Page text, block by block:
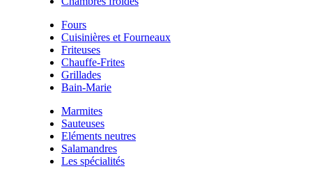
Fours
Cuisinières et Fourneaux
Friteuses
Chauffe-Frites
Grillades
Bain-Marie
Marmites
Sauteuses
Eléments neutres
Salamandres
Les spécialités